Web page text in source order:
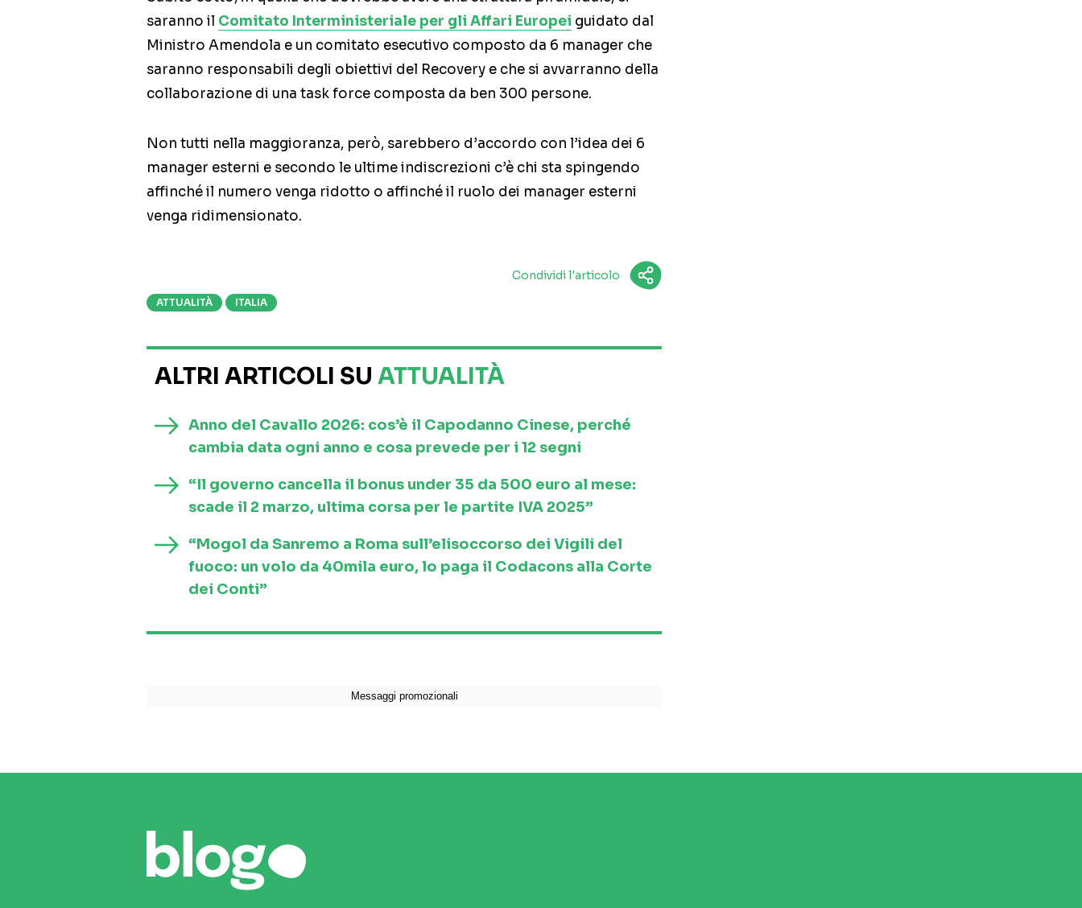
saranno il Comitato Interministeriale per gli Affari Europei guidato dal
Ministro Amendola e un comitato esecutivo composto da 6 manager che
saranno responsabili degli obiettivi del Recovery e che si avvarranno della
collaborazione di una task force composta da ben 300 persone.
Non tutti nella maggioranza, però, sarebbero d’accordo con l’idea dei 6
manager esterni e secondo le ultime indiscrezioni c’è chi sta spingendo
affinché il numero venga ridotto o affinché il ruolo dei manager esterni
venga ridimensionato.
Condividi l'articolo
ATTUALITÀ ITALIA
ALTRI ARTICOLI SU ATTUALITÀ
Anno del Cavallo 2026: cos’è il Capodanno Cinese, perché
cambia data ogni anno e cosa prevede per i 12 segni
“Il governo cancella il bonus under 35 da 500 euro al mese:
scade il 2 marzo, ultima corsa per le partite IVA 2025”
“Mogol da Sanremo a Roma sull’elisoccorso dei Vigili del
fuoco: un volo da 40mila euro, lo paga il Codacons alla Corte
dei Conti”